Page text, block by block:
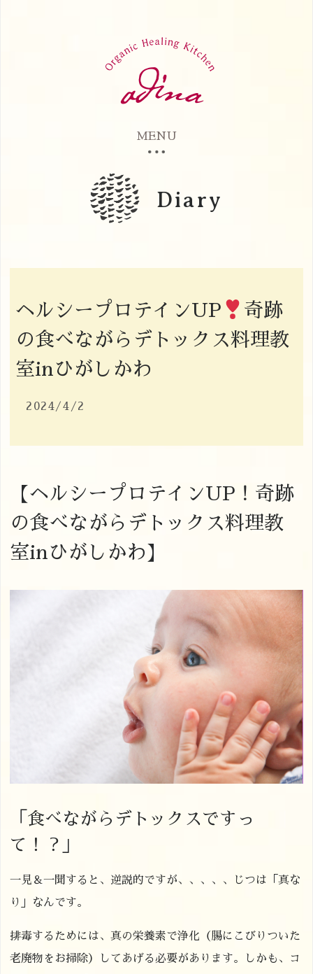
MENU
Diary
ヘルシープロテインUP
奇跡
の食べながらデトックス料理教
室inひがしかわ
2024/4/2
【ヘルシープロテインUP！奇跡
の食べながらデトックス料理教
室inひがしかわ】
「食べながらデトックスですっ
て！？」
一見＆一聞すると、逆説的ですが、、、、、じつは「真な
り」なんです。
排毒するためには、真の栄養素で浄化（腸にこびりついた
老廃物をお掃除）してあげる必要があります。しかも、コ